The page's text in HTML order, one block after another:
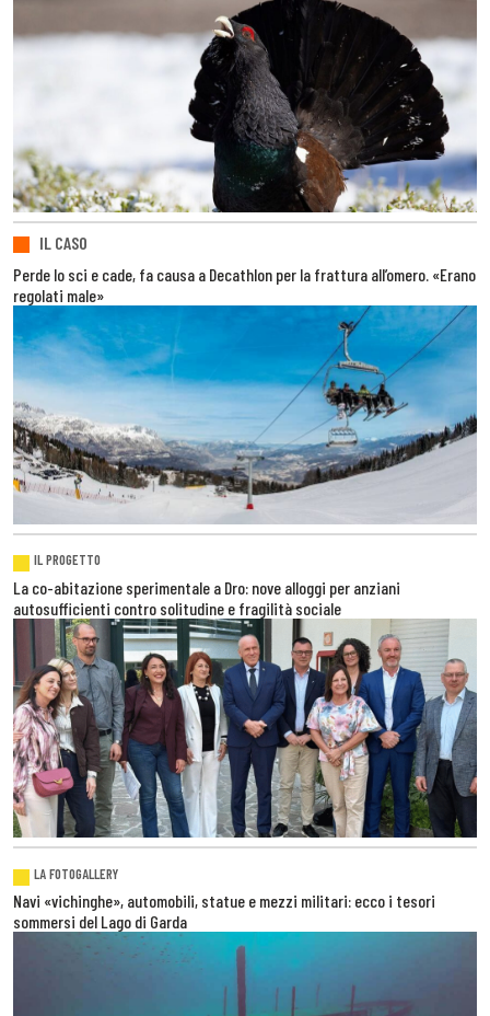
IL CASO
Perde lo sci e cade, fa causa a Decathlon per la frattura all’omero. «Erano
regolati male»
IL PROGETTO
La co-abitazione sperimentale a Dro: nove alloggi per anziani
autosufficienti contro solitudine e fragilità sociale
LA FOTOGALLERY
Navi «vichinghe», automobili, statue e mezzi militari: ecco i tesori
sommersi del Lago di Garda